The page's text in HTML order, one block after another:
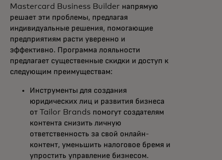
Mastercard Business Builder напрямую
решает эти проблемы, предлагая
индивидуальные решения, помогающие
предприятиям расти уверенно и
эффективно. Программа лояльности
предлагает существенные скидки и доступ к
следующим преимуществам:
Инструменты для создания
юридических лиц и развития бизнеса
от Tailor Brands помогут создателям
контента снизить личную
ответственность за свой онлайн-
контент, уменьшить налоговое бремя и
упростить управление бизнесом.